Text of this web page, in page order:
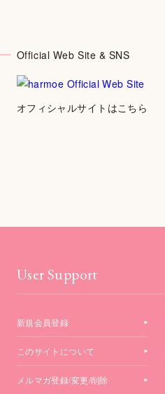
Official Web Site & SNS
オフィシャルサイトはこちら
User Support
新規会員登録
このサイトについて
メルマガ登録/変更/削除